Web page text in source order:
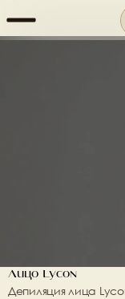
Лицо Lycon
Депиляция лица